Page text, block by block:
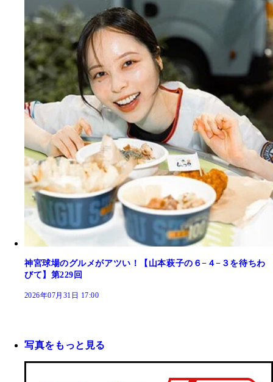
神宮球場のグルメがアツい！【山本萩子の６−４−３を待ちわ
びて】第229回
2026年07月31日 17:00
写真をもっと見る